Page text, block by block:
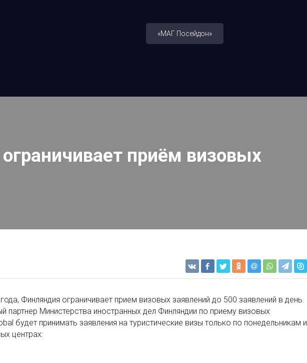
«МАГ Посейдон»
приём визовых
Финляндия ограничивает прием визовых заявлений до 500 заявлений в день.
партнер Министерства иностранных дел Финляндии по приему визовых
будет принимать заявления на туристические визы только по понедельникам и
центрах: